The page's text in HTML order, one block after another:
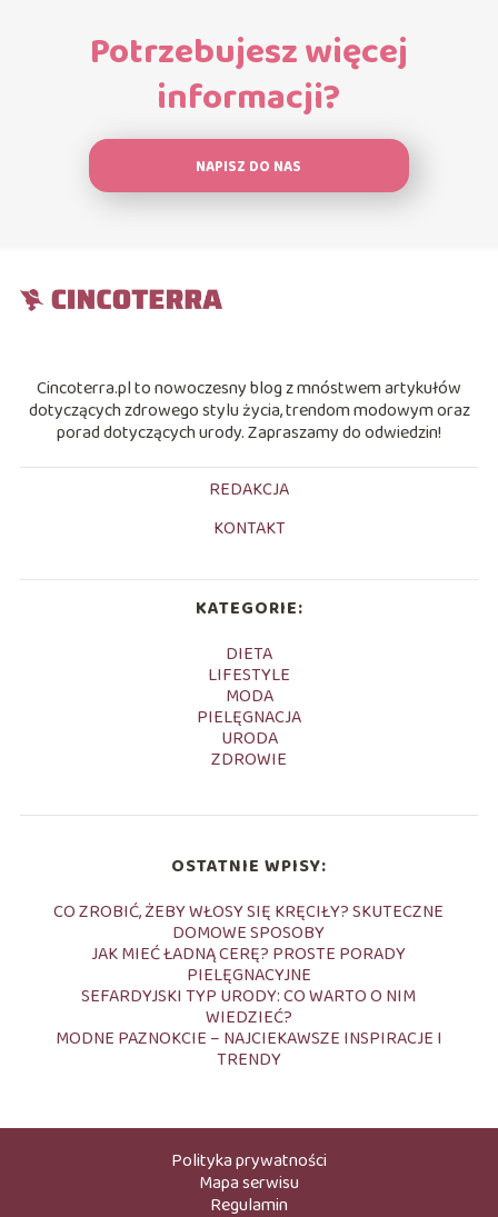
Potrzebujesz więcej
informacji?
NAPISZ DO NAS
Cincoterra.pl to nowoczesny blog z mnóstwem artykułów
dotyczących zdrowego stylu życia, trendom modowym oraz
porad dotyczących urody. Zapraszamy do odwiedzin!
REDAKCJA
KONTAKT
KATEGORIE:
DIETA
LIFESTYLE
MODA
PIELĘGNACJA
URODA
ZDROWIE
OSTATNIE WPISY:
CO ZROBIĆ, ŻEBY WŁOSY SIĘ KRĘCIŁY? SKUTECZNE
DOMOWE SPOSOBY
JAK MIEĆ ŁADNĄ CERĘ? PROSTE PORADY
PIELĘGNACYJNE
SEFARDYJSKI TYP URODY: CO WARTO O NIM
WIEDZIEĆ?
MODNE PAZNOKCIE – NAJCIEKAWSZE INSPIRACJE I
TRENDY
Polityka prywatności
Mapa serwisu
Regulamin